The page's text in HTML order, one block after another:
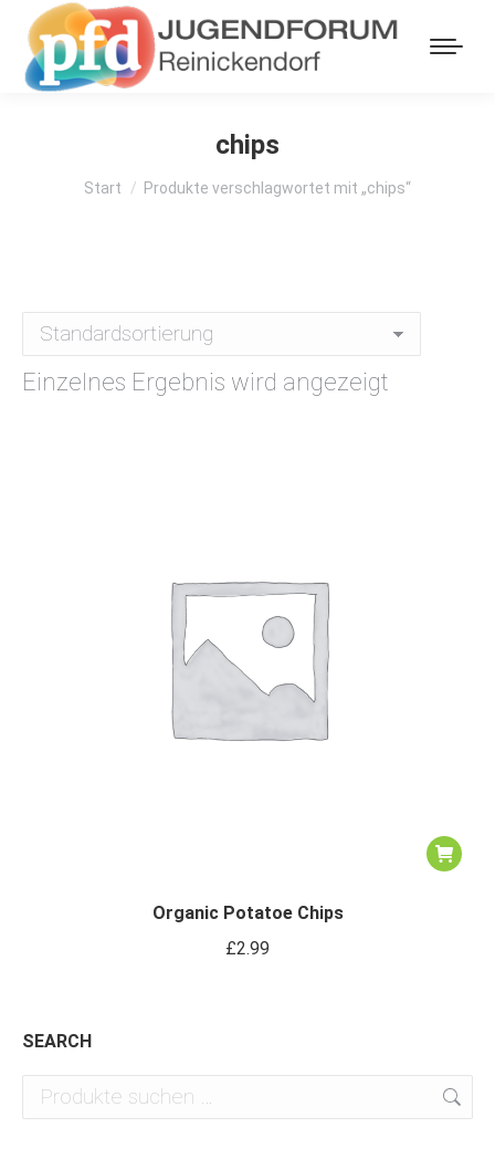
chips
Sie befinden sich hier:
Start Produkte verschlagwortet mit „chips“
Einzelnes Ergebnis wird angezeigt
Organic Potatoe Chips
£2.99
SEARCH